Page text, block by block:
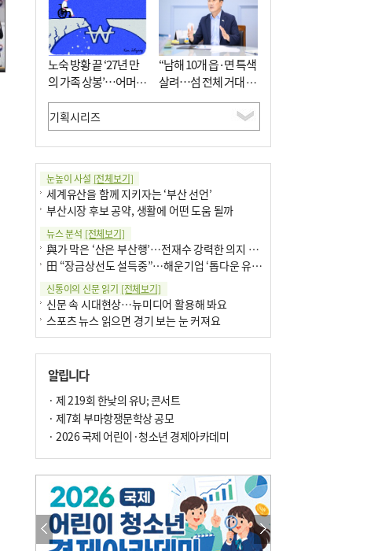
노숙 방황 끝 ‘27년 만
의 가족 상봉’…어머니
와 행복 꿈꿔
“남해 10개 읍·면 특색
살려…섬 전체 거대 정
원으로 조성”
눈높이 사설 [전체보기]
세계유산을 함께 지키자는 ‘부산 선언’
부산시장 후보 공약, 생활에 어떤 도움 될까
뉴스 분석 [전체보기]
與가 막은 ‘산은 부산행’…전재수 강력한 의지 표명 없인 공염불
田 “장금상선도 설득중”…해운기업 ‘톱다운 유치전’ 가속
신통이의 신문 읽기 [전체보기]
신문 속 시대현상…뉴미디어 활용해 봐요
스포츠 뉴스 읽으면 경기 보는 눈 커져요
구·군 승진 축하화분 관행 없애자니 소상공인 울상
팩트체크[전체보기]
의령 한우산 털중나리
한 손 뉴스[전체보기]
시민이 개발한 폭염 대응 앱 ‘그늘로’ 길안내 지도 등 인기
골목 맛집 발굴 고메 셀렉션…부산시, 페스티벌 시월 연계
알립니다
· 제 219회 한낮의 유U; 콘서트
· 제7회 부마항쟁문학상 공모
· 2026 국제 어린이·청소년 경제아카데미